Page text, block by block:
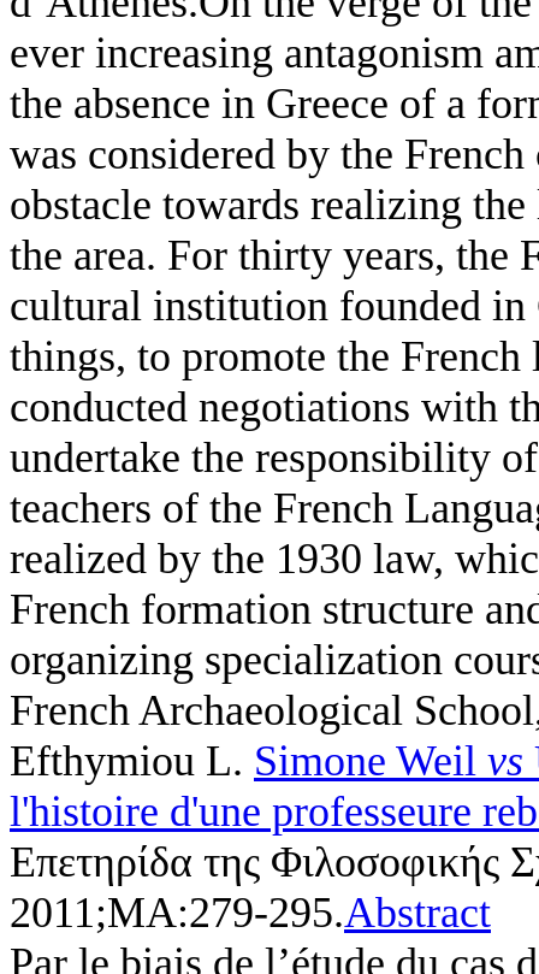
ever increasing antagonism
the absence in Greece of a
was considered by the
obstacle towards realizing
the area. For thirty years, the
cultural institution founded in
things, to promote the
conducted negotiations with
undertake the responsibility
teachers of the French
realized by the 1930 law,
French formation structure
organizing specialization
French Archaeological
Efthymiou L. Simone Weil vs
l'histoire d'une professeure
Επετηρίδα της Φιλοσοφικής
2011;ΜΑ:279-295.Abstract
Par le biais de l’étude du cas